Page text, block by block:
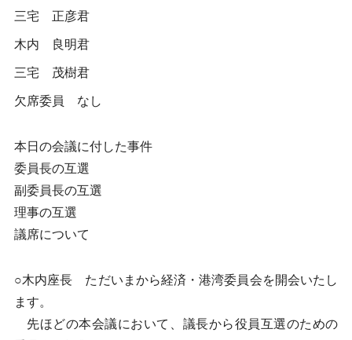
三宅 正彦君
木内 良明君
三宅 茂樹君
欠席委員 なし
本日の会議に付した事件
委員長の互選
副委員長の互選
理事の互選
議席について
○木内座長 ただいまから経済・港湾委員会を開会いたし
ます。
先ほどの本会議において、議長から役員互選のための